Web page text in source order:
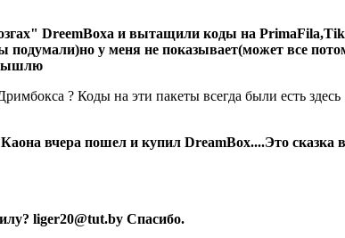
DreemBoxa и вытащили коды на
подумали)но у меня не показывает(может все
? Коды на эти пакеты всегда были есть
вчера пошел и купил DreamBox....Это сказка
liger20@tut.by Спасибо.